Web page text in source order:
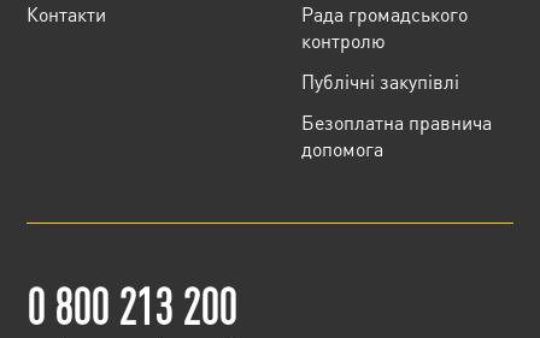
Контакти
Рада громадського
контролю
Публічні закупівлі
Безоплатна правнича
допомога
0 800 213 200